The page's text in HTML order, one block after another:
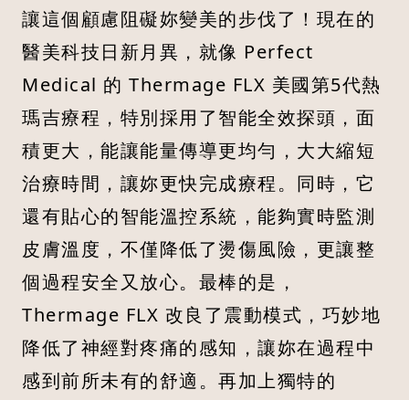
讓這個顧慮阻礙妳變美的步伐了！現在的
醫美科技日新月異，就像 Perfect
Medical 的 Thermage FLX 美國第5代熱
瑪吉療程，特別採用了智能全效探頭，面
積更大，能讓能量傳導更均勻，大大縮短
治療時間，讓妳更快完成療程。同時，它
還有貼心的智能溫控系統，能夠實時監測
皮膚溫度，不僅降低了燙傷風險，更讓整
個過程安全又放心。最棒的是，
Thermage FLX 改良了震動模式，巧妙地
降低了神經對疼痛的感知，讓妳在過程中
感到前所未有的舒適。再加上獨特的